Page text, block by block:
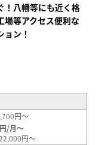
！八幡等にも近く格
場等アクセス便利な
ン！
円～
円/月～
円～